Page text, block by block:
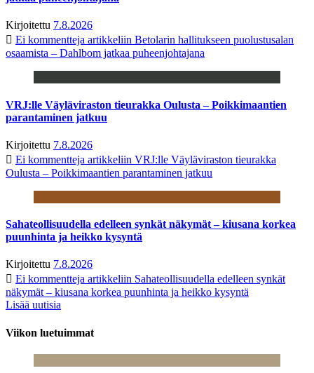
Kirjoitettu 7.8.2026
Ei kommentteja artikkeliin Betolarin hallitukseen puolustusalan
osaamista – Dahlbom jatkaa puheenjohtajana
VRJ:lle Väyläviraston tieurakka Oulusta – Poikkimaantien
parantaminen jatkuu
Kirjoitettu 7.8.2026
Ei kommentteja artikkeliin VRJ:lle Väyläviraston tieurakka
Oulusta – Poikkimaantien parantaminen jatkuu
Sahateollisuudella edelleen synkät näkymät – kiusana korkea
puunhinta ja heikko kysyntä
Kirjoitettu 7.8.2026
Ei kommentteja artikkeliin Sahateollisuudella edelleen synkät
näkymät – kiusana korkea puunhinta ja heikko kysyntä
Lisää uutisia
Viikon luetuimmat